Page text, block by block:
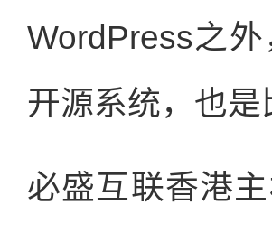
WordPress之
开源系统，也
必盛互联香港